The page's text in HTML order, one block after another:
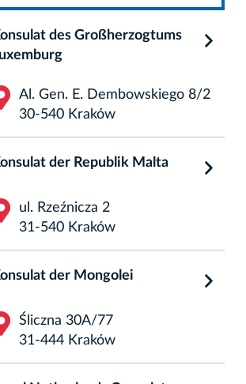
des Großherzogtums
Al. Gen. E. Dembowskiego 8/2
30-540 Kraków
der Republik Malta
ul. Rzeźnicza 2
31-540 Kraków
der Mongolei
Śliczna 30A/77
31-444 Kraków